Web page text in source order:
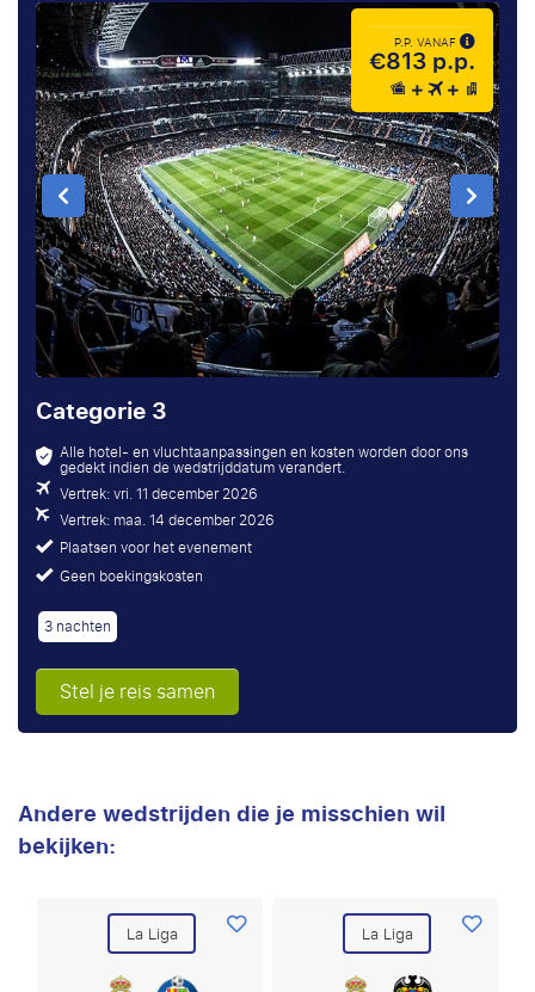
P.P. VANAF
€813 p.p.
Categorie 3
Alle hotel- en vluchtaanpassingen en kosten worden door ons
gedekt indien de wedstrijddatum verandert.
Vertrek: vri. 11 december 2026
Vertrek: maa. 14 december 2026
Plaatsen voor het evenement
Geen boekingskosten
3 nachten
Stel je reis samen
Andere wedstrijden die je misschien wil
bekijken:
La Liga La Liga